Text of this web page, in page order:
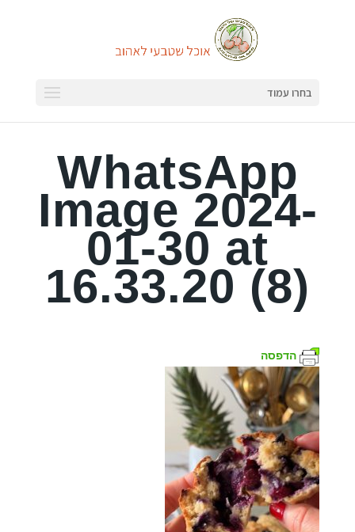
בחרו עמוד
WhatsApp
Image 2024-
01-30 at
16.33.20 (8)
הדפסה